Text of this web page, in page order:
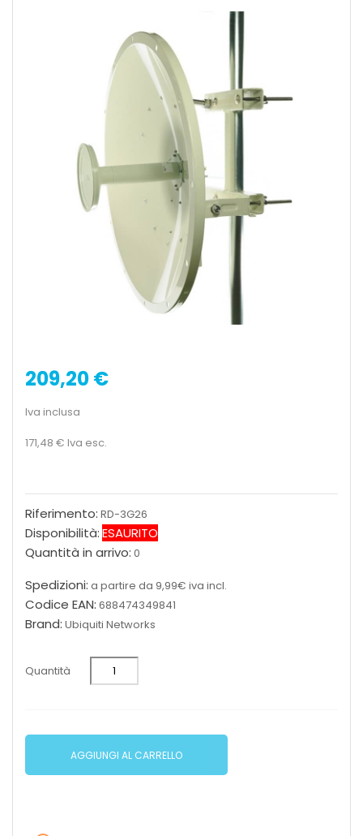
209,20 €
Iva inclusa
171,48 € Iva esc.
Riferimento: RD-3G26
Disponibilità:ESAURITO
Quantità in arrivo: 0
Spedizioni: a partire da 9,99€ iva incl.
Codice EAN: 688474349841
Brand: Ubiquiti Networks
Quantità
AGGIUNGI AL CARRELLO